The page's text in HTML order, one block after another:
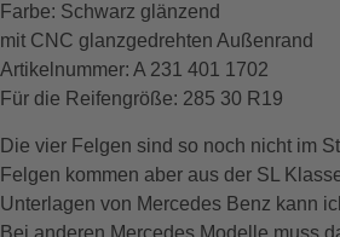
Farbe: Schwarz glänzend
mit CNC glanzgedrehten Außenrand
Artikelnummer: A 231 401 1702
Für die Reifengröße: 285 30 R19
Die vier Felgen sind so noch nicht im
Felgen kommen aber aus der SL
Unterlagen von Mercedes Benz kann
Bei anderen Mercedes Modelle muss